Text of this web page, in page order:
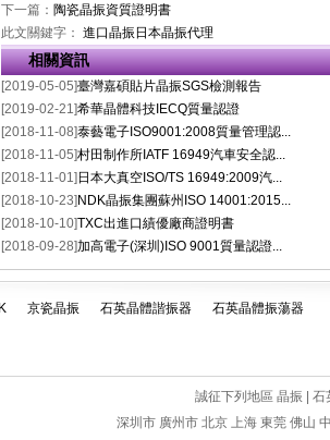
下一篇： 陶瓷晶振資質證明書
此文關鍵字： 進口晶振 日本晶振代理
相關資訊
[2019-05-05]臺灣嘉碩貼片晶振SGS檢測報告
[2019-02-21]希華晶體科技IECQ質量認證
[2018-11-08]泰藝電子ISO9001:2008質量管理認...
[2018-11-05]村田制作所IATF 16949汽車安全認...
[2018-11-01] 日本大真空ISO/TS 16949:2009汽...
[2018-10-23] NDK晶振集團蘇州ISO 14001:2015...
[2018-10-10]TXC出進口績優廠商證明書
[2018-09-28]加高電子(深圳)ISO 9001質量認證...
京瓷晶振 石英晶體諧振器 石英晶體振蕩器
誠征下列地區 晶振 |
深圳市 廣州市 北京 上海 東莞 佛山